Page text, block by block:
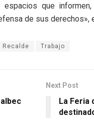
espacios que
de sus derechos»,
Recalde Trabajo
Next Post
La Feria